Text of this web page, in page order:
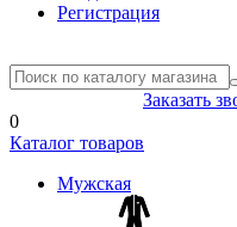
Регистрация
Заказать
0
Каталог товаров
Мужская